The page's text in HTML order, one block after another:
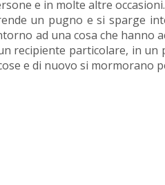
e in molte altre occasioni.
un pugno e si sparge
ad una cosa che hanno
recipiente particolare, in
e di nuovo si mormorano